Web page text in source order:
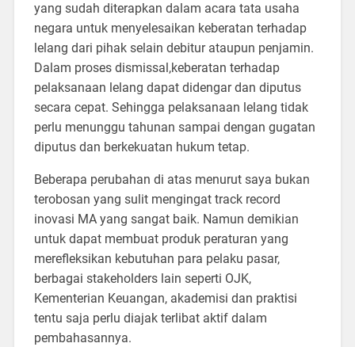
yang sudah diterapkan dalam acara tata usaha
negara untuk menyelesaikan keberatan terhadap
lelang dari pihak selain debitur ataupun penjamin.
Dalam proses dismissal,keberatan terhadap
pelaksanaan lelang dapat didengar dan diputus
secara cepat. Sehingga pelaksanaan lelang tidak
perlu menunggu tahunan sampai dengan gugatan
diputus dan berkekuatan hukum tetap.
Beberapa perubahan di atas menurut saya bukan
terobosan yang sulit mengingat track record
inovasi MA yang sangat baik. Namun demikian
untuk dapat membuat produk peraturan yang
merefleksikan kebutuhan para pelaku pasar,
berbagai stakeholders lain seperti OJK,
Kementerian Keuangan, akademisi dan praktisi
tentu saja perlu diajak terlibat aktif dalam
pembahasannya.